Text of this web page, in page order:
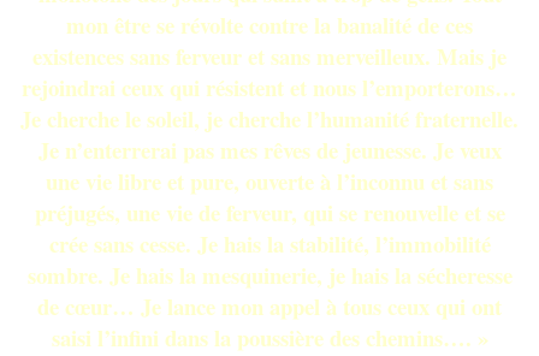
mon être se révolte contre la banalité de ces
existences sans ferveur et sans merveilleux. Mais je
rejoindrai ceux qui résistent et nous l’emporterons…
Je cherche le soleil, je cherche l’humanité fraternelle.
Je n’enterrerai pas mes rêves de jeunesse. Je veux
une vie libre et pure, ouverte à l’inconnu et sans
préjugés, une vie de ferveur, qui se renouvelle et se
crée sans cesse. Je hais la stabilité, l’immobilité
sombre. Je hais la mesquinerie, je hais la sécheresse
de cœur… Je lance mon appel à tous ceux qui ont
saisi l’infini dans la poussière des chemins…. »